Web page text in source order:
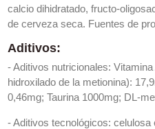
calcio dihidratado, fructo-
de cerveza seca. Fuentes de
Aditivos:
- Aditivos nutricionales:
hidroxilado de la metionina):
0,46mg; Taurina 1000mg; DL-
- Aditivos tecnológicos: celulosa